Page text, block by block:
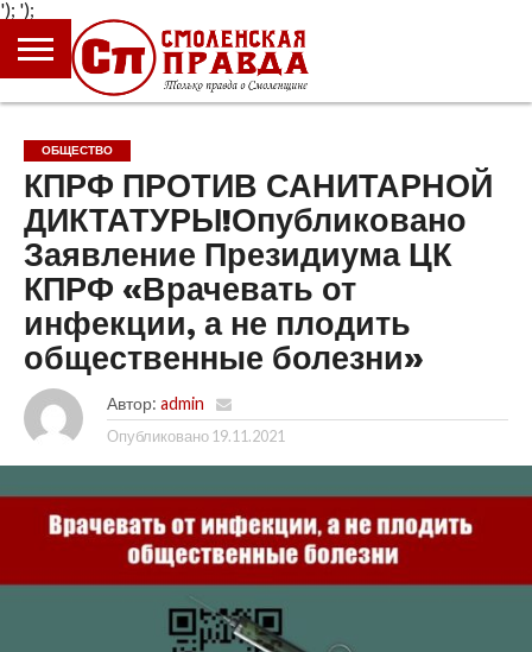
');
ГЛАВНАЯ
НОВОСТИ
ПРОИСШЕСТВИЯ
ПОЛИТИКА
КУЛЬТУРА
ЭКОНОМИКА
ОБЩЕСТВО
БЛОГИ
ОБЩЕСТВО
КПРФ ПРОТИВ САНИТАРНОЙ
ДИКТАТУРЫ!Опубликовано
Заявление Президиума ЦК
КПРФ «Врачевать от
инфекции, а не плодить
общественные болезни»
Автор: admin
Опубликовано 19.11.2021
');